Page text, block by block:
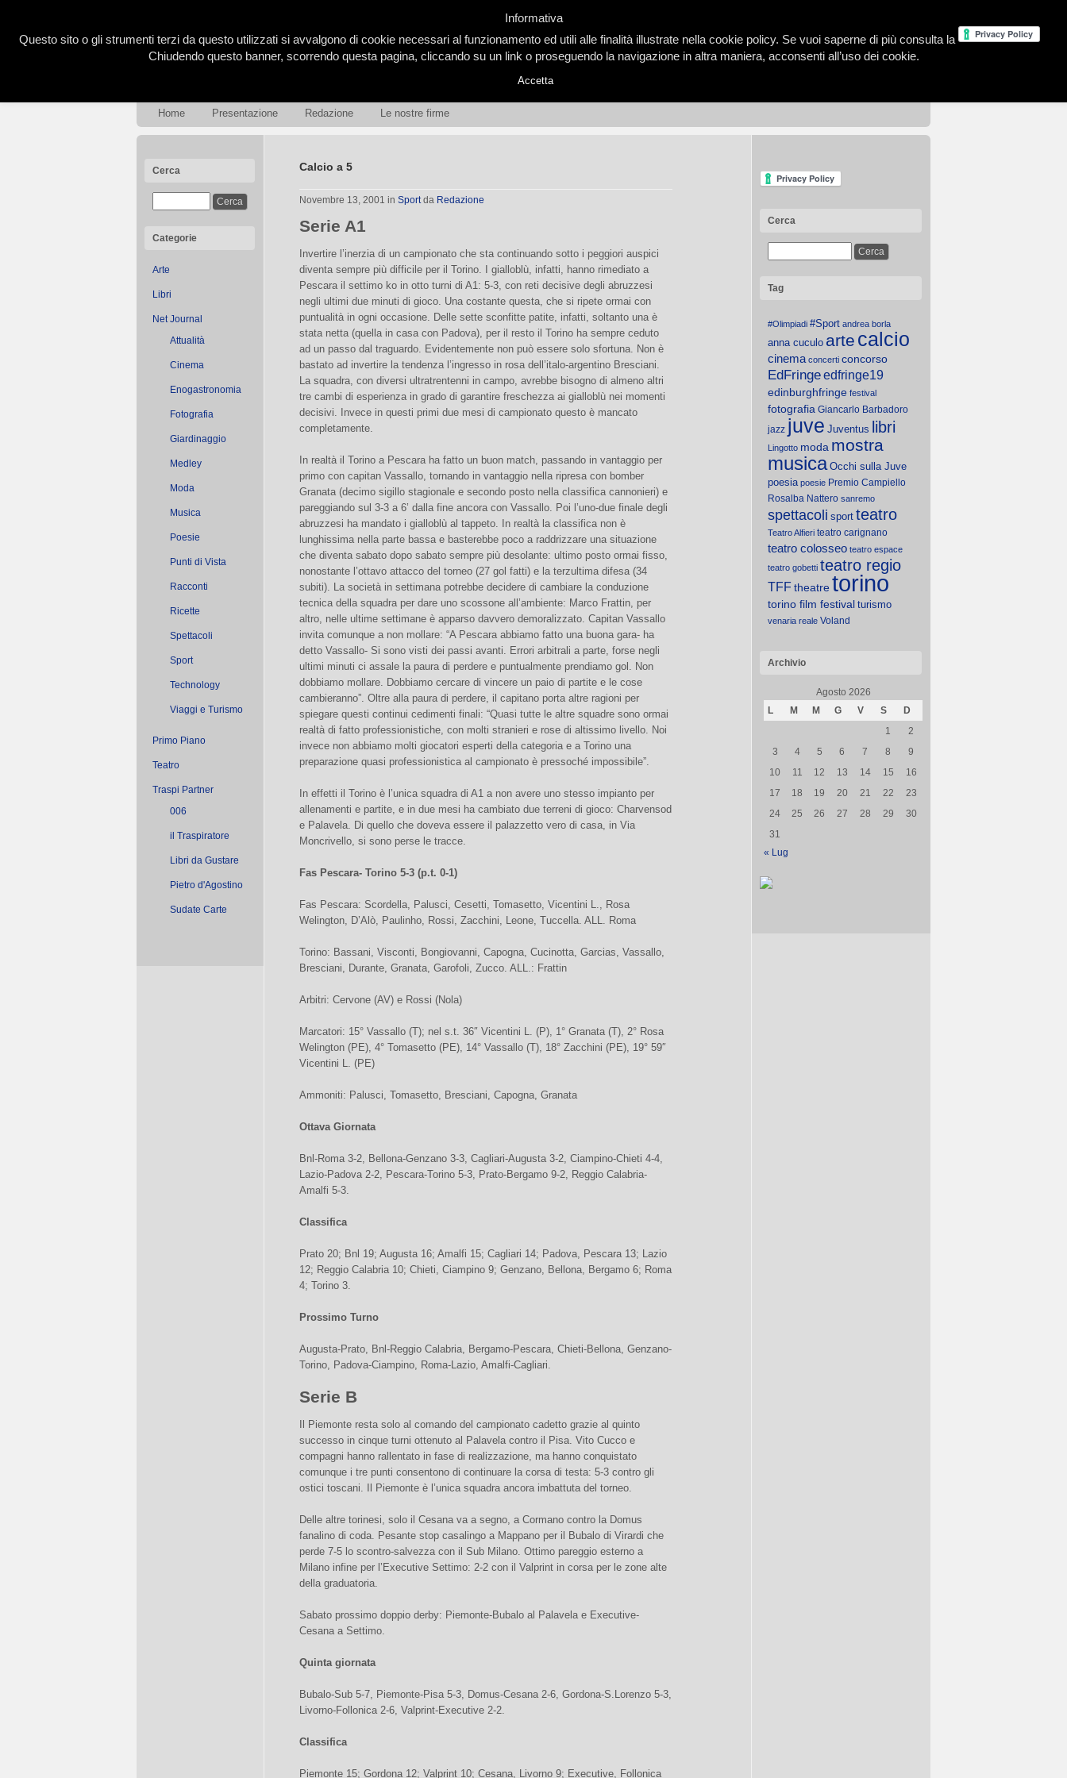
Home Presentazione Redazione Le nostre firme
Cerca
Categorie
Arte
Libri
Net Journal
Attualità
Cinema
Enogastronomia
Fotografia
Giardinaggio
Medley
Moda
Musica
Poesie
Punti di Vista
Racconti
Ricette
Spettacoli
Sport
Technology
Viaggi e Turismo
Primo Piano
Teatro
Traspi Partner
006
il Traspiratore
Libri da Gustare
Pietro d'Agostino
Sudate Carte
Calcio a 5
Novembre 13, 2001 in Sportda Redazione
Serie A1
Invertire l’inerzia di un campionato che sta continuando sotto i peggiori auspici
diventa sempre più difficile per il Torino. I gialloblù, infatti, hanno rimediato a
Pescara il settimo ko in otto turni di A1: 5-3, con reti decisive degli abruzzesi
negli ultimi due minuti di gioco. Una costante questa, che si ripete ormai con
puntualità in ogni occasione. Delle sette sconfitte patite, infatti, soltanto una è
stata netta (quella in casa con Padova), per il resto il Torino ha sempre ceduto
ad un passo dal traguardo. Evidentemente non può essere solo sfortuna. Non è
bastato ad invertire la tendenza l’ingresso in rosa dell’italo-argentino Bresciani.
La squadra, con diversi ultratrentenni in campo, avrebbe bisogno di almeno altri
tre cambi di esperienza in grado di garantire freschezza ai gialloblù nei momenti
decisivi. Invece in questi primi due mesi di campionato questo è mancato
completamente.
In realtà il Torino a Pescara ha fatto un buon match, passando in vantaggio per
primo con capitan Vassallo, tornando in vantaggio nella ripresa con bomber
Granata (decimo sigillo stagionale e secondo posto nella classifica cannonieri) e
pareggiando sul 3-3 a 6’ dalla fine ancora con Vassallo. Poi l’uno-due finale degli
abruzzesi ha mandato i gialloblù al tappeto. In realtà la classifica non è
lunghissima nella parte bassa e basterebbe poco a raddrizzare una situazione
che diventa sabato dopo sabato sempre più desolante: ultimo posto ormai fisso,
nonostante l’ottavo attacco del torneo (27 gol fatti) e la terzultima difesa (34
subiti). La società in settimana potrebbe decidere di cambiare la conduzione
tecnica della squadra per dare uno scossone all’ambiente: Marco Frattin, per
altro, nelle ultime settimane è apparso davvero demoralizzato. Capitan Vassallo
invita comunque a non mollare: “A Pescara abbiamo fatto una buona gara- ha
detto Vassallo- Si sono visti dei passi avanti. Errori arbitrali a parte, forse negli
ultimi minuti ci assale la paura di perdere e puntualmente prendiamo gol. Non
dobbiamo mollare. Dobbiamo cercare di vincere un paio di partite e le cose
cambieranno”. Oltre alla paura di perdere, il capitano porta altre ragioni per
spiegare questi continui cedimenti finali: “Quasi tutte le altre squadre sono ormai
realtà di fatto professionistiche, con molti stranieri e rose di altissimo livello. Noi
invece non abbiamo molti giocatori esperti della categoria e a Torino una
preparazione quasi professionistica al campionato è pressoché impossibile”.
In effetti il Torino è l’unica squadra di A1 a non avere uno stesso impianto per
allenamenti e partite, e in due mesi ha cambiato due terreni di gioco: Charvensod
e Palavela. Di quello che doveva essere il palazzetto vero di casa, in Via
Moncrivello, si sono perse le tracce.
Fas Pescara- Torino 5-3 (p.t. 0-1)
Fas Pescara: Scordella, Palusci, Cesetti, Tomasetto, Vicentini L., Rosa
Welington, D’Alò, Paulinho, Rossi, Zacchini, Leone, Tuccella. ALL. Roma
Torino: Bassani, Visconti, Bongiovanni, Capogna, Cucinotta, Garcias, Vassallo,
Bresciani, Durante, Granata, Garofoli, Zucco. ALL.: Frattin
Arbitri: Cervone (AV) e Rossi (Nola)
Marcatori: 15° Vassallo (T); nel s.t. 36″ Vicentini L. (P), 1° Granata (T), 2° Rosa
Welington (PE), 4° Tomasetto (PE), 14° Vassallo (T), 18° Zacchini (PE), 19° 59″
Vicentini L. (PE)
Ammoniti: Palusci, Tomasetto, Bresciani, Capogna, Granata
Ottava Giornata
Bnl-Roma 3-2, Bellona-Genzano 3-3, Cagliari-Augusta 3-2, Ciampino-Chieti 4-4,
Lazio-Padova 2-2, Pescara-Torino 5-3, Prato-Bergamo 9-2, Reggio Calabria-
Amalfi 5-3.
Classifica
Prato 20; Bnl 19; Augusta 16; Amalfi 15; Cagliari 14; Padova, Pescara 13; Lazio
12; Reggio Calabria 10; Chieti, Ciampino 9; Genzano, Bellona, Bergamo 6; Roma
4; Torino 3.
Prossimo Turno
Augusta-Prato, Bnl-Reggio Calabria, Bergamo-Pescara, Chieti-Bellona, Genzano-
Torino, Padova-Ciampino, Roma-Lazio, Amalfi-Cagliari.
Serie B
Il Piemonte resta solo al comando del campionato cadetto grazie al quinto
successo in cinque turni ottenuto al Palavela contro il Pisa. Vito Cucco e
compagni hanno rallentato in fase di realizzazione, ma hanno conquistato
comunque i tre punti consentono di continuare la corsa di testa: 5-3 contro gli
ostici toscani. Il Piemonte è l’unica squadra ancora imbattuta del torneo.
Delle altre torinesi, solo il Cesana va a segno, a Cormano contro la Domus
fanalino di coda. Pesante stop casalingo a Mappano per il Bubalo di Virardi che
perde 7-5 lo scontro-salvezza con il Sub Milano. Ottimo pareggio esterno a
Milano infine per l’Executive Settimo: 2-2 con il Valprint in corsa per le zone alte
della graduatoria.
Sabato prossimo doppio derby: Piemonte-Bubalo al Palavela e Executive-
Cesana a Settimo.
Quinta giornata
Bubalo-Sub 5-7, Piemonte-Pisa 5-3, Domus-Cesana 2-6, Gordona-S.Lorenzo 5-3,
Livorno-Follonica 2-6, Valprint-Executive 2-2.
Classifica
Piemonte 15; Gordona 12; Valprint 10; Cesana, Livorno 9; Executive, Follonica
Cerca
Tag
#Olimpiadi #Sport andrea borla
anna cuculo arte calcio
cinema concerti concorso
EdFringeedfringe19
edinburghfringe festival
fotografia Giancarlo Barbadoro
jazz juve Juventus libri
Lingotto moda mostra
musica Occhi sulla Juve
poesia poesie Premio Campiello
Rosalba Nattero sanremo
spettacoli sport teatro
Teatro Alfieri teatro carignano
teatro colosseo teatro espace
teatro gobetti teatro regio
TFFtheatretorino
torino film festival turismo
venaria reale Voland
Archivio
Agosto 2026
L
M M G V S
D
1
2
3
4 5 6 7 8
9
10
11 12 13 14 15
16
17
18 19 20 21 22
23
24
25 26 27 28 29
30
31
« Lug
Informativa
Questo sito o gli strumenti terzi da questo utilizzati si avvalgono di cookie necessari al funzionamento ed utili alle finalità illustrate nella cookie policy. Se vuoi saperne di più consulta la
Chiudendo questo banner, scorrendo questa pagina, cliccando su un link o proseguendo la navigazione in altra maniera, acconsenti all’uso dei cookie.
Accetta